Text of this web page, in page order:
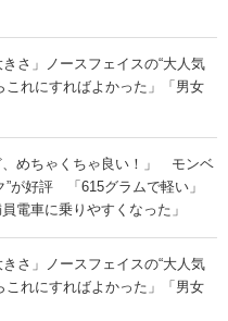
きさ」ノースフェイスの“大人気
これにすればよかった」「男女
、めちゃくちゃ良い！」 モンベ
”が好評 「615グラムで軽い」
電車に乗りやすくなった」
きさ」ノースフェイスの“大人気
これにすればよかった」「男女